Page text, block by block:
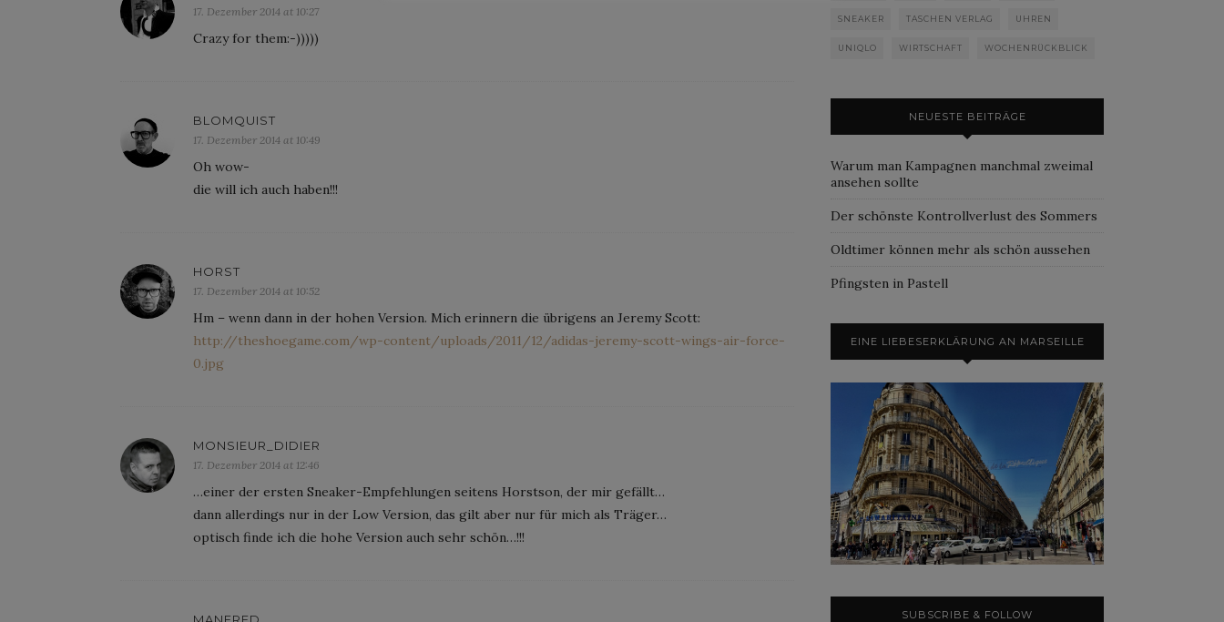
17. Dezember 2014 at 10:27
Crazy for them:-)))))
BLOMQUIST
17. Dezember 2014 at 10:49
Oh wow-
die will ich auch haben!!!
HORST
17. Dezember 2014 at 10:52
Hm – wenn dann in der hohen Version. Mich erinnern die übrigens an Jeremy Scott:
http://theshoegame.com/wp-content/uploads/2011/12/adidas-jeremy-scott-wings-air-force-
0.jpg
MONSIEUR_DIDIER
17. Dezember 2014 at 12:46
…einer der ersten Sneaker-Empfehlungen seitens Horstson, der mir gefällt…
dann allerdings nur in der Low Version, das gilt aber nur für mich als Träger…
optisch finde ich die hohe Version auch sehr schön…!!!
SNEAKER TASCHEN VERLAG UHREN
UNIQLO WIRTSCHAFT WOCHENRÜCKBLICK
NEUESTE BEITRÄGE
Warum man Kampagnen manchmal zweimal
ansehen sollte
Der schönste Kontrollverlust des Sommers
Oldtimer können mehr als schön aussehen
Pfingsten in Pastell
EINE LIEBESERKLÄRUNG AN MARSEILLE
SUBSCRIBE & FOLLOW